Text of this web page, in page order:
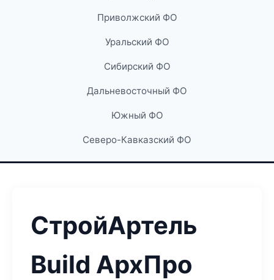
Приволжский ФО
Уральский ФО
Сибирский ФО
Дальневосточный ФО
Южный ФО
Северо-Кавказский ФО
СтройАртель
Build АрхПро